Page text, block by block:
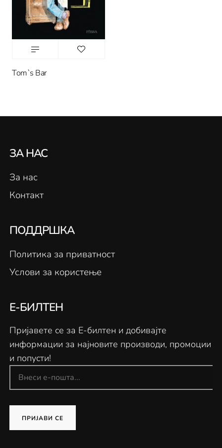
Tom`s Bar
ЗА НАС
За нас
Контакт
ПОДДРШКА
Политика за приватност
Услови за користење
Е-БИЛТЕН
Пријавете се за Е-билтен и добивајте
информации за најновите производи, промоции
и попусти!